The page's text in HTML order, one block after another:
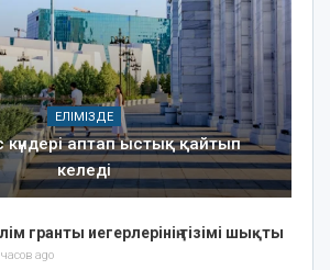
ЕЛІМІЗДЕ
аптап ыстық қайтып
келеді
гранты иегерлерінің тізімі шықты
ago